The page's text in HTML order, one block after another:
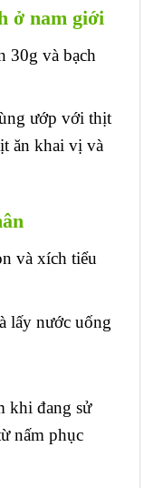
ở nam giới
30g và bạch
ướp với thịt
ăn khai vị và
và xích tiểu
lấy nước uống
khi đang sử
nấm phục